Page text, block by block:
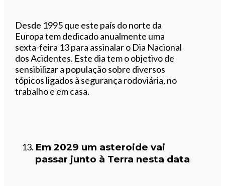
Desde 1995 que este país do norte da
Europa tem dedicado anualmente uma
sexta-feira 13 para assinalar o Dia Nacional
dos Acidentes. Este dia tem o objetivo de
sensibilizar a população sobre diversos
tópicos ligados à segurança rodoviária, no
trabalho e em casa.
Em 2029 um asteroide vai
passar junto à Terra nesta data